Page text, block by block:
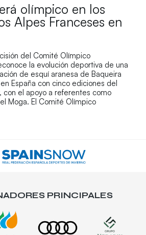
olímpico en los
Alpes Franceses en
del Comité Olímpico
la evolución deportiva de una
de esquí aranesa de Baqueira
España con cinco ediciones del
con el apoyo a referentes como
Moga. El Comité Olímpico
PRINCIPALES